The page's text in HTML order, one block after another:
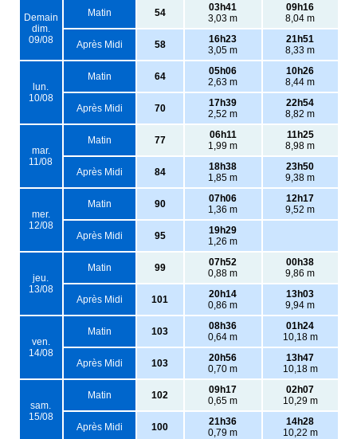
Demain
dim.
09/08
Matin 54
03h41
3,03 m
09h16
8,04 m
Après Midi 58
16h23
3,05 m
21h51
8,33 m
lun.
10/08
Matin 64
05h06
2,63 m
10h26
8,44 m
Après Midi 70
17h39
2,52 m
22h54
8,82 m
mar.
11/08
Matin 77
06h11
1,99 m
11h25
8,98 m
Après Midi 84
18h38
1,85 m
23h50
9,38 m
mer.
12/08
Matin 90
07h06
1,36 m
12h17
9,52 m
Après Midi 95
19h29
1,26 m
jeu.
13/08
Matin 99
07h52
0,88 m
00h38
9,86 m
Après Midi 101
20h14
0,86 m
13h03
9,94 m
ven.
14/08
Matin 103
08h36
0,64 m
01h24
10,18 m
Après Midi 103
20h56
0,70 m
13h47
10,18 m
sam.
15/08
Matin 102
09h17
0,65 m
02h07
10,29 m
Après Midi 100
21h36
0,79 m
14h28
10,22 m